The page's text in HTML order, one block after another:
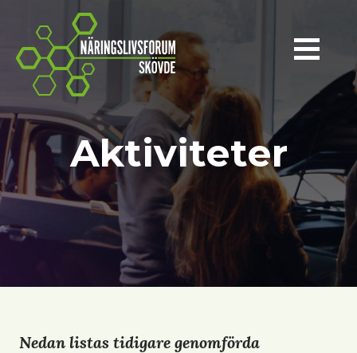
Näringslivsforum Skövde
Aktiviteter
Nedan listas tidigare genomförda